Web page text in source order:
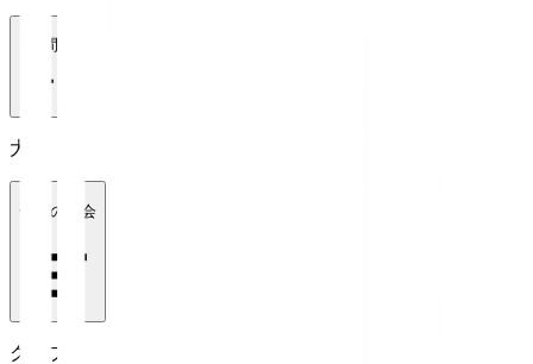
1週間
大会
全ての大会
クラブ